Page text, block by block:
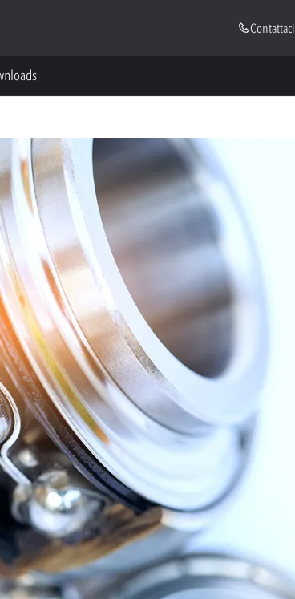
Contattaci